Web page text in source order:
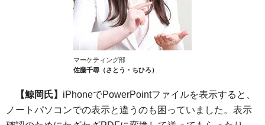
マーケティング部
佐藤千尋（さとう・ちひろ）
【鯨岡氏】 iPhoneでPowerPointファイルを表示すると、
ノートパソコンでの表示と違うのも困っていました。表示